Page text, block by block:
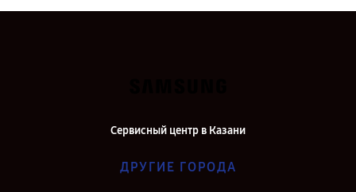
Сервисный центр в Казани
ДРУГИЕ ГОРОДА